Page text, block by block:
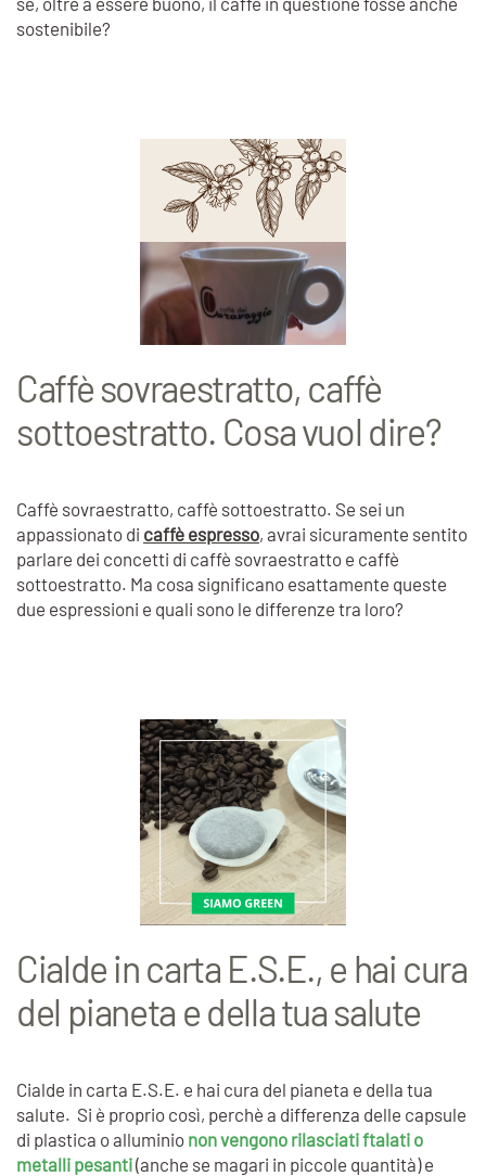
sostenibile?
Caffè sovraestratto, caffè
sottoestratto. Cosa vuol dire?
Caffè sovraestratto, caffè sottoestratto. Se sei un
appassionato di caffè espresso, avrai sicuramente sentito
parlare dei concetti di caffè sovraestratto e caffè
sottoestratto. Ma cosa significano esattamente queste
due espressioni e quali sono le differenze tra loro?
Cialde in carta E.S.E., e hai cura
del pianeta e della tua salute
Cialde in carta E.S.E. e hai cura del pianeta e della tua
salute. Si è proprio così, perchè a differenza delle capsule
di plastica o alluminio non vengono rilasciati ftalati o
metalli pesanti(anche se magari in piccole quantità) e